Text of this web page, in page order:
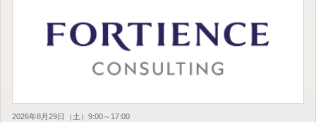
2026年8月29日（土）9:00～17:00